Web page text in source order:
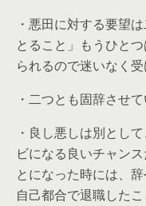
・悪田に対する要望
とること」もうひと
られるので迷いなく
・二つとも固辞させて
・良し悪しは別とし
ビになる良いチャン
とになった時には、
自己都合で退職した